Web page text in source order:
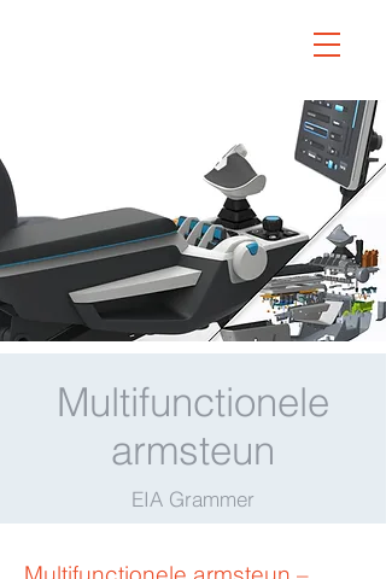
Multifunctionele
armsteun
EIA Grammer